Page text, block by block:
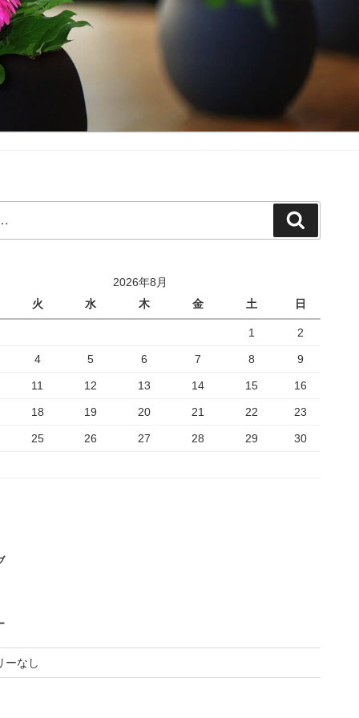
索
2026年8月
火 水 木 金 土 日
1 2
4 5 6 7 8 9
11 12 13 14 15 16
18 19 20 21 22 23
25 26 27 28 29 30
ーなし